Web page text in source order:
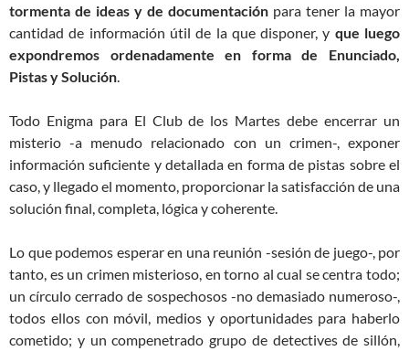
tormenta de ideas y de documentación para tener la mayor
cantidad de información útil de la que disponer, y que luego
expondremos ordenadamente en forma de Enunciado,
Pistas y Solución.
Todo Enigma para El Club de los Martes debe encerrar un
misterio -a menudo relacionado con un crimen-, exponer
información suficiente y detallada en forma de pistas sobre el
caso, y llegado el momento, proporcionar la satisfacción de una
solución final, completa, lógica y coherente.
Lo que podemos esperar en una reunión -sesión de juego-, por
tanto, es un crimen misterioso, en torno al cual se centra todo;
un círculo cerrado de sospechosos -no demasiado numeroso-,
todos ellos con móvil, medios y oportunidades para haberlo
cometido; y un compenetrado grupo de detectives de sillón,